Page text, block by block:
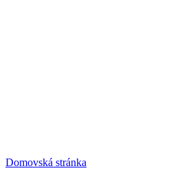
Domovská stránka